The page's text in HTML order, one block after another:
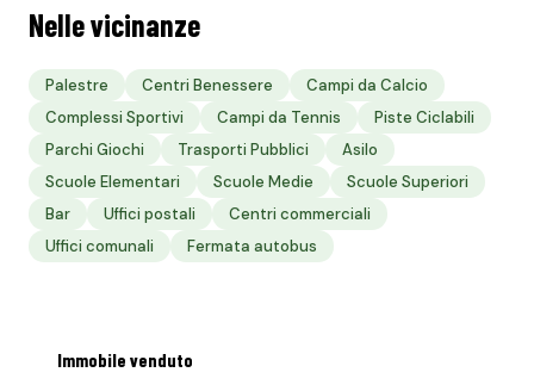
Nelle vicinanze
Palestre Centri Benessere
Campi da Calcio
Complessi Sportivi
Campi da Tennis
Piste Ciclabili
Parchi Giochi
Trasporti Pubblici
Asilo
Scuole Elementari
Scuole Medie
Scuole Superiori
Bar
Uffici postali
Centri commerciali
Uffici comunali
Fermata autobus
Immobile venduto